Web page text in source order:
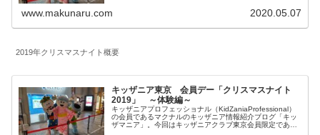
www.makunaru.com 2020.05.07
2019年クリスマスナイト概要
キッザニア東京 会員デー「クリスマスナイト
2019」 ～体験編～
キッザニアプロフェッショナル（KidZaniaProfessional）
の会員であるマクナルのキッザニア情報紹介ブログ「キッ
ザマニア」。今回はキッザニアクラブ東京会員限定である